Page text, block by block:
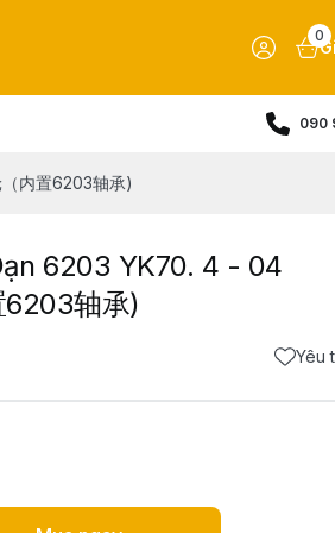
0
090
内置6203轴承)
6203 YK70. 4 - 04
6203轴承)
Yêu